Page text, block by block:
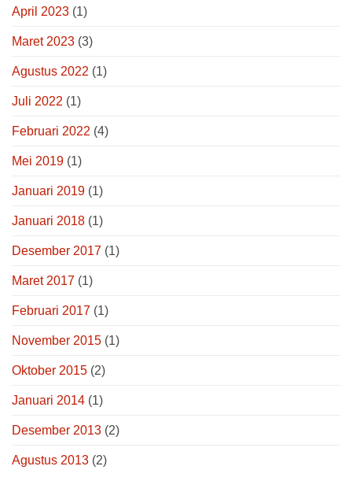
April 2023 (1)
Maret 2023 (3)
Agustus 2022 (1)
Juli 2022 (1)
Februari 2022 (4)
Mei 2019 (1)
Januari 2019 (1)
Januari 2018 (1)
Desember 2017 (1)
Maret 2017 (1)
Februari 2017 (1)
November 2015 (1)
Oktober 2015 (2)
Januari 2014 (1)
Desember 2013 (2)
Agustus 2013 (2)